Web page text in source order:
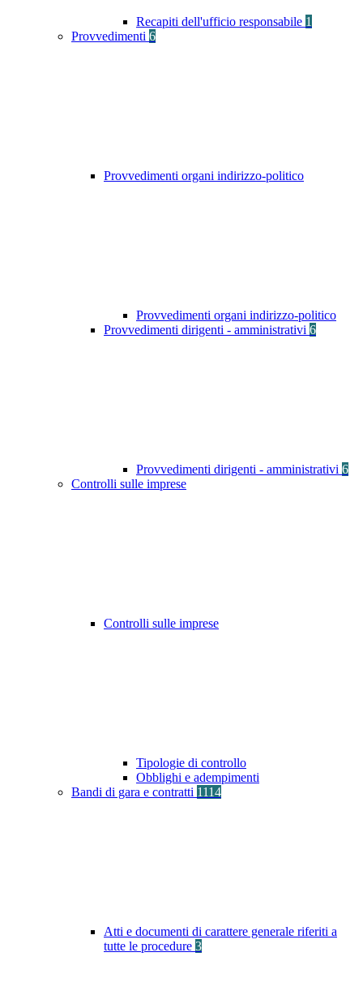
Recapiti dell'ufficio responsabile 1
Provvedimenti 6
Provvedimenti organi indirizzo-politico
Provvedimenti organi indirizzo-politico
Provvedimenti dirigenti - amministrativi 6
Provvedimenti dirigenti - amministrativi 6
Controlli sulle imprese
Controlli sulle imprese
Tipologie di controllo
Obblighi e adempimenti
Bandi di gara e contratti 1114
Atti e documenti di carattere generale riferiti a
tutte le procedure 3